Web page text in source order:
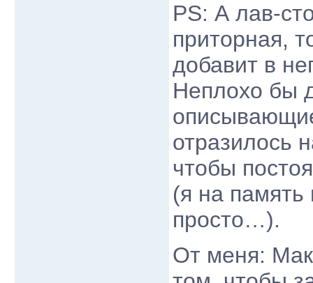
PS: А лав-
приторная,
добавит в
Неплохо бы
отразилось
чтобы
(я на
просто…).
От меня: